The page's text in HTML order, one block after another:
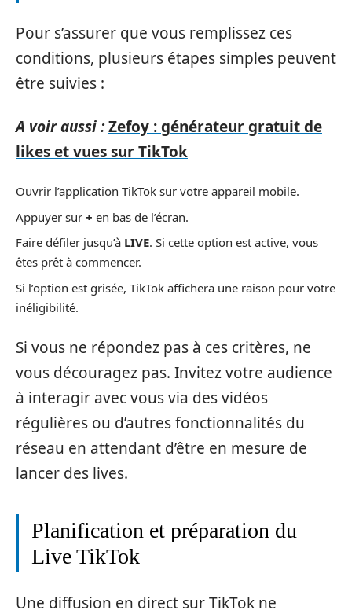
Pour s’assurer que vous remplissez ces
conditions, plusieurs étapes simples peuvent
être suivies :
A voir aussi :Zefoy : générateur gratuit de
likes et vues sur TikTok
Ouvrir l’application TikTok sur votre appareil mobile.
Appuyer sur + en bas de l’écran.
Faire défiler jusqu’à LIVE. Si cette option est active, vous
êtes prêt à commencer.
Si l’option est grisée, TikTok affichera une raison pour votre
inéligibilité.
Si vous ne répondez pas à ces critères, ne
vous découragez pas. Invitez votre audience
à interagir avec vous via des vidéos
régulières ou d’autres fonctionnalités du
réseau en attendant d’être en mesure de
lancer des lives.
Planification et préparation du
Live TikTok
Une diffusion en direct sur TikTok ne